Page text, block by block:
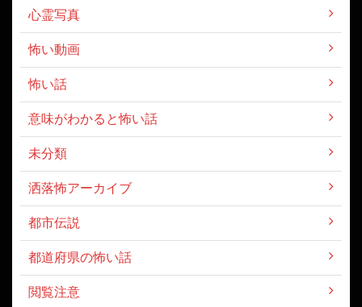
心霊写真
怖い動画
怖い話
意味がわかると怖い話
未分類
洒落怖アーカイブ
都市伝説
都道府県の怖い話
閲覧注意